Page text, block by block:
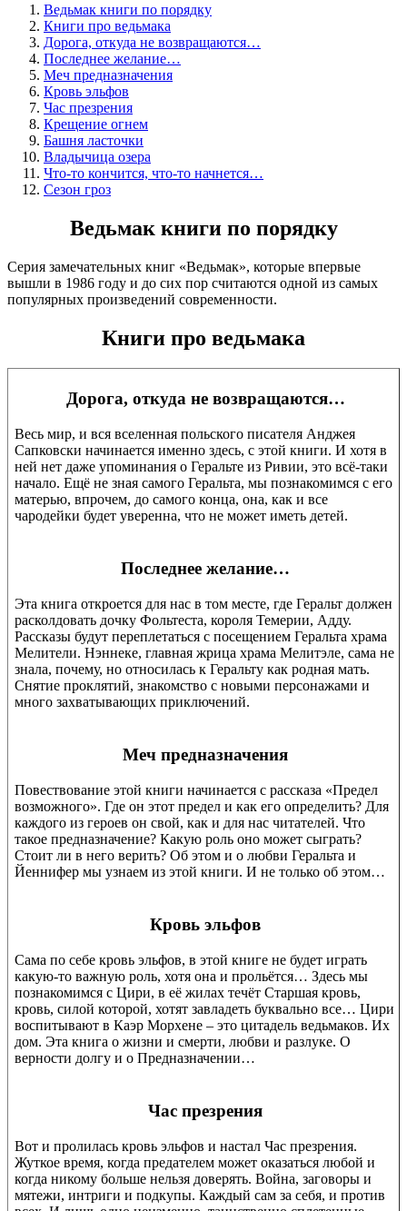
Ведьмак книги по порядку
Книги про ведьмака
Дорога, откуда не возвращаются…
Последнее желание…
Меч предназначения
Кровь эльфов
Час презрения
Крещение огнем
Башня ласточки
Владычица озера
Что-то кончится, что-то начнется…
Сезон гроз
Ведьмак книги по порядку
Серия замечательных книг «Ведьмак», которые впервые
вышли в 1986 году и до сих пор считаются одной из самых
популярных произведений современности.
Книги про ведьмака
Дорога, откуда не возвращаются…
Весь мир, и вся вселенная польского писателя Анджея
Сапковски начинается именно здесь, с этой книги. И хотя в
ней нет даже упоминания о Геральте из Ривии, это всё-таки
начало. Ещё не зная самого Геральта, мы познакомимся с его
матерью, впрочем, до самого конца, она, как и все
чародейки будет уверенна, что не может иметь детей.
Последнее желание…
Эта книга откроется для нас в том месте, где Геральт должен
расколдовать дочку Фольтеста, короля Темерии, Адду.
Рассказы будут переплетаться с посещением Геральта храма
Мелители. Нэннеке, главная жрица храма Мелитэле, сама не
знала, почему, но относилась к Геральту как родная мать.
Снятие проклятий, знакомство с новыми персонажами и
много захватывающих приключений.
Меч предназначения
Повествование этой книги начинается с рассказа «Предел
возможного». Где он этот предел и как его определить? Для
каждого из героев он свой, как и для нас читателей. Что
такое предназначение? Какую роль оно может сыграть?
Стоит ли в него верить? Об этом и о любви Геральта и
Йеннифер мы узнаем из этой книги. И не только об этом…
Кровь эльфов
Сама по себе кровь эльфов, в этой книге не будет играть
какую-то важную роль, хотя она и прольётся… Здесь мы
познакомимся с Цири, в её жилах течёт Старшая кровь,
кровь, силой которой, хотят завладеть буквально все… Цири
воспитывают в Каэр Морхене – это цитадель ведьмаков. Их
дом. Эта книга о жизни и смерти, любви и разлуке. О
верности долгу и о Предназначении…
Час презрения
Вот и пролилась кровь эльфов и настал Час презрения.
Жуткое время, когда предателем может оказаться любой и
когда никому больше нельзя доверять. Война, заговоры и
мятежи, интриги и подкупы. Каждый сам за себя, и против